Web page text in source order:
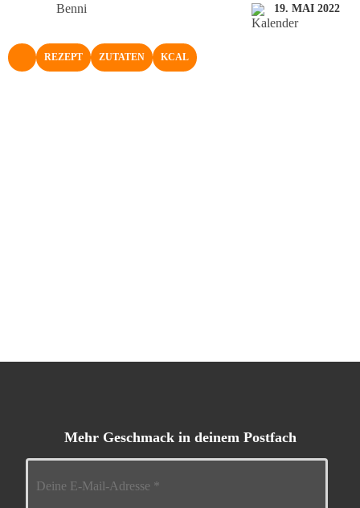
Benni 19. MAI 2022
NACH OBEN
REZEPT ZUTATEN KCAL
Mehr Geschmack in deinem Postfach